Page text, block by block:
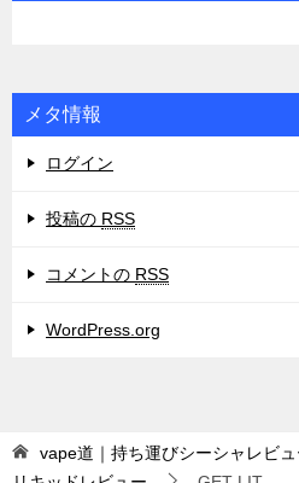
メタ情報
ログイン
投稿の RSS
コメントの RSS
WordPress.org
vape道｜持ち運びシーシャレビ